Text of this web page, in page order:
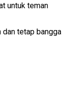
untuk teman
dan tetap bangga